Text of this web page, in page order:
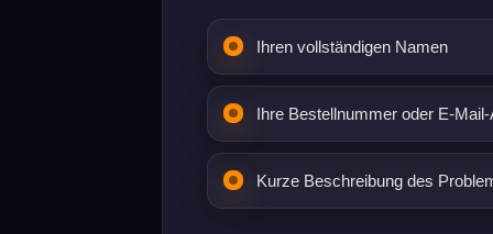
Ihren vollständigen Namen
Ihre Bestellnummer oder E-
Kurze Beschreibung des